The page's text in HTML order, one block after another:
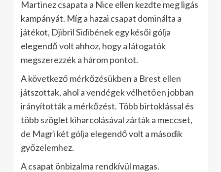
Martinez csapata a Nice ellen kezdte meg ligás
kampányát. Míg a hazai csapat dominálta a
játékot, Djibril Sidibének egy késői gólja
elegendő volt ahhoz, hogy a látogatók
megszerezzék a három pontot.
A következő mérkőzésükben a Brest ellen
játszottak, ahol a vendégek vélhetően jobban
irányították a mérkőzést. Több birtoklással és
több szöglet kiharcolásával zárták a meccset,
de Magri két gólja elegendő volt a második
győzelemhez.
A csapat önbizalma rendkívül magas.